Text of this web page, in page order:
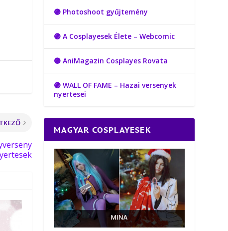
🟣 Photoshoot gyűjtemény
🟣 A Cosplayesek Élete – Webcomic
🟣 AniMagazin Cosplayes Rovata
🟣 WALL OF FAME – Hazai versenyek
nyertesei
MAGYAR COSPLAYESEK